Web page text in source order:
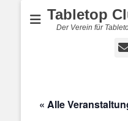
Tabletop
Der Verein für
« Alle